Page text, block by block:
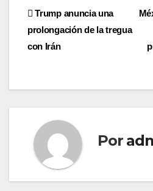
Navegación
de
Trump anuncia una
prolongación de la tregua
con Irán
Por